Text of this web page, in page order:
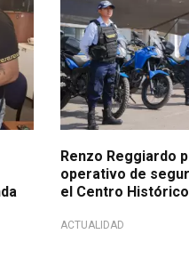
Renzo Reggiardo
operativo de
el Centro
ACTUALIDAD